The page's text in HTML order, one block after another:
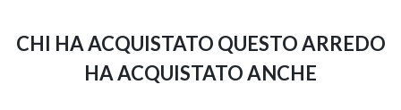
CHI HA ACQUISTATO QUESTO ARREDO
HA ACQUISTATO ANCHE